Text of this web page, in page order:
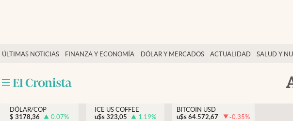
ÚLTIMAS NOTICIAS FINANZA Y ECONOMÍA DÓLAR Y MERCADOS ACTUALIDAD SALUD Y
Salud y nutrición
Tiempo libre
DÓLAR/COP
$ 3178,36 0.07%
ICE US COFFEE
u$s 323,05 1.19%
BITCOIN USD
u$s 64.572,67 -0.35%